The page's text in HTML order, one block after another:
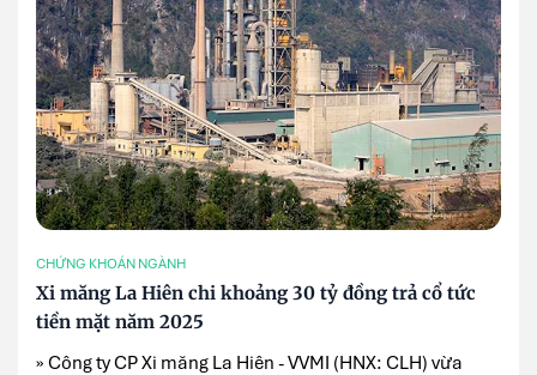
CHỨNG KHOÁN NGÀNH
Xi măng La Hiên chi khoảng 30 tỷ đồng trả cổ tức
tiền mặt năm 2025
» Công ty CP Xi măng La Hiên - VVMI (HNX: CLH) vừa